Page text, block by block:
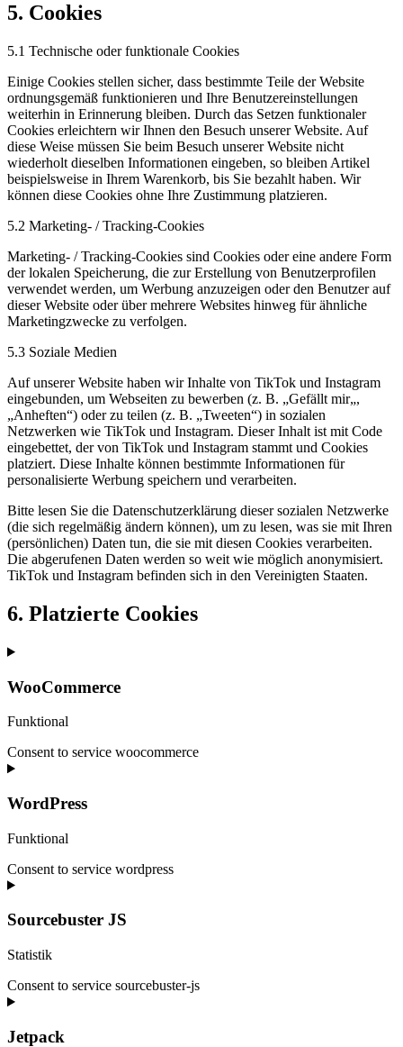
5. Cookies
5.1 Technische oder funktionale Cookies
Einige Cookies stellen sicher, dass bestimmte Teile der Website
ordnungsgemäß funktionieren und Ihre Benutzereinstellungen
weiterhin in Erinnerung bleiben. Durch das Setzen funktionaler
Cookies erleichtern wir Ihnen den Besuch unserer Website. Auf
diese Weise müssen Sie beim Besuch unserer Website nicht
wiederholt dieselben Informationen eingeben, so bleiben Artikel
beispielsweise in Ihrem Warenkorb, bis Sie bezahlt haben. Wir
können diese Cookies ohne Ihre Zustimmung platzieren.
5.2 Marketing- / Tracking-Cookies
Marketing- / Tracking-Cookies sind Cookies oder eine andere Form
der lokalen Speicherung, die zur Erstellung von Benutzerprofilen
verwendet werden, um Werbung anzuzeigen oder den Benutzer auf
dieser Website oder über mehrere Websites hinweg für ähnliche
Marketingzwecke zu verfolgen.
5.3 Soziale Medien
Auf unserer Website haben wir Inhalte von TikTok und Instagram
eingebunden, um Webseiten zu bewerben (z. B. „Gefällt mir„,
„Anheften“) oder zu teilen (z. B. „Tweeten“) in sozialen
Netzwerken wie TikTok und Instagram. Dieser Inhalt ist mit Code
eingebettet, der von TikTok und Instagram stammt und Cookies
platziert. Diese Inhalte können bestimmte Informationen für
personalisierte Werbung speichern und verarbeiten.
Bitte lesen Sie die Datenschutzerklärung dieser sozialen Netzwerke
(die sich regelmäßig ändern können), um zu lesen, was sie mit Ihren
(persönlichen) Daten tun, die sie mit diesen Cookies verarbeiten.
Die abgerufenen Daten werden so weit wie möglich anonymisiert.
TikTok und Instagram befinden sich in den Vereinigten Staaten.
6. Platzierte Cookies
WooCommerce
Funktional
Consent to service woocommerce
WordPress
Funktional
Consent to service wordpress
Sourcebuster JS
Statistik
Consent to service sourcebuster-js
Jetpack